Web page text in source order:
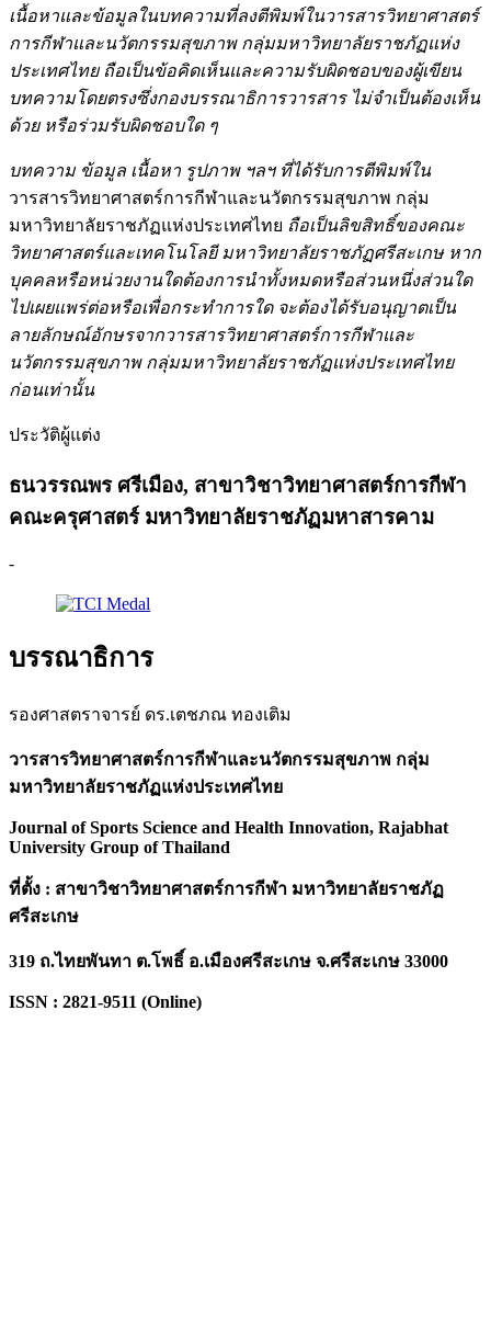
เนื้อหาและข้อมูลในบทความที่ลงตีพิมพ์ในวารสารวิทยาศาสตร์
การกีฬาและนวัตกรรมสุขภาพ กลุ่มมหาวิทยาลัยราชภัฏแห่ง
ประเทศไทย ถือเป็นข้อคิดเห็นและความรับผิดชอบของผู้เขียน
บทความโดยตรงซึ่งกองบรรณาธิการวารสาร ไม่จำเป็นต้องเห็น
ด้วย หรือร่วมรับผิดชอบใด ๆ
บทความ ข้อมูล เนื้อหา รูปภาพ ฯลฯ ที่ได้รับการตีพิมพ์ใน
วารสารวิทยาศาสตร์การกีฬาและนวัตกรรมสุขภาพ กลุ่ม
มหาวิทยาลัยราชภัฏแห่งประเทศไทย ถือเป็นลิขสิทธิ์ของคณะ
วิทยาศาสตร์และเทคโนโลยี มหาวิทยาลัยราชภัฏศรีสะเกษ หาก
บุคคลหรือหน่วยงานใดต้องการนำทั้งหมดหรือส่วนหนึ่งส่วนใด
ไปเผยแพร่ต่อหรือเพื่อกระทำการใด จะต้องได้รับอนุญาตเป็น
ลายลักษณ์อักษรจากวารสารวิทยาศาสตร์การกีฬาและ
นวัตกรรมสุขภาพ กลุ่มมหาวิทยาลัยราชภัฏแห่งประเทศไทย
ก่อนเท่านั้น
ประวัติผู้แต่ง
ธนวรรณพร ศรีเมือง, สาขาวิชาวิทยาศาสตร์การกีฬา
คณะครุศาสตร์ มหาวิทยาลัยราชภัฏมหาสารคาม
-
บรรณาธิการ
รองศาสตราจารย์ ดร.เตชภณ ทองเติม
วารสารวิทยาศาสตร์การกีฬาและนวัตกรรมสุขภาพ กลุ่ม
มหาวิทยาลัยราชภัฏแห่งประเทศไทย
Journal of Sports Science and Health Innovation, Rajabhat
University Group of Thailand
ที่ตั้ง : สาขาวิชาวิทยาศาสตร์การกีฬา มหาวิทยาลัยราชภัฏ
ศรีสะเกษ
319 ถ.ไทยพันทา ต.โพธิ์ อ.เมืองศรีสะเกษ จ.ศรีสะเกษ 33000
ISSN : 2821-9511 (Online)